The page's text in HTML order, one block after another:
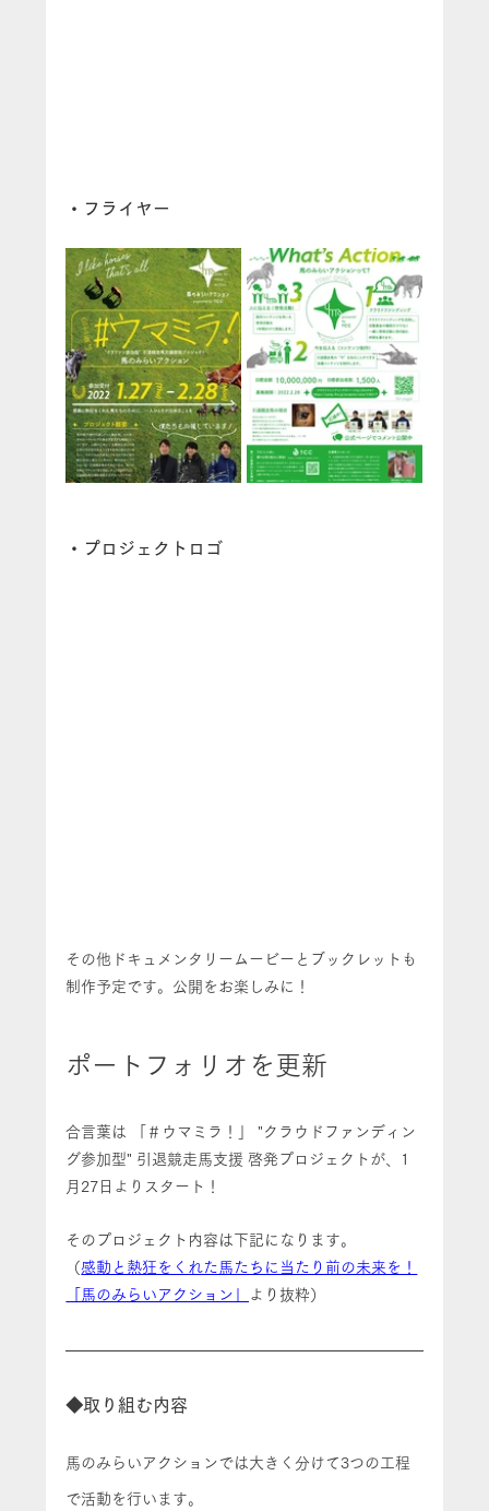
・フライヤー
・プロジェクトロゴ
その他ドキュメンタリームービーとブックレットも
制作予定です。公開をお楽しみに！
ポートフォリオを更新
合言葉は 「＃ウマミラ！」 "クラウドファンディン
グ参加型" 引退競走馬支援 啓発プロジェクトが、1
月27日よりスタート！
そのプロジェクト内容は下記になります。
（感動と熱狂をくれた馬たちに当たり前の未来を！
「馬のみらいアクション」
より抜粋）
◆取り組む内容
馬のみらいアクションでは大きく分けて3つの工程
で活動を行います。